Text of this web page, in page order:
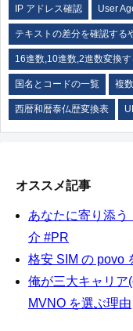
IP アドレス確認 User
テキストの差分を確認する
16進数,10進数,2進数変換す
国名とコードの一覧 複
西暦和暦泰仏歴変換表
オススメ記事
あなたに寄り添う
介 #PR
格安 SIM の povo
俺が三大キャリア
MVNO を選ぶ理由